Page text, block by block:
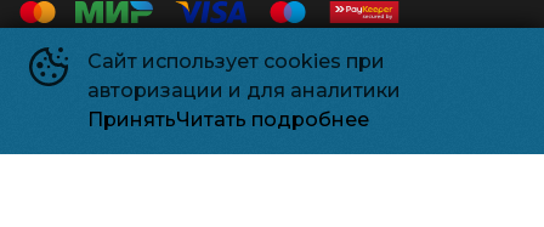
Сайт использует cookies при
авторизации и для аналитики
ПринятьЧитать подробнее
Контакты
+7 918 541-18-18